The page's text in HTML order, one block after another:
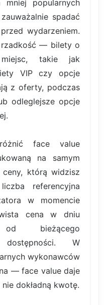
popularnych
spadać
wydarzeniem.
rzadkość — bilety o
takie jak
VIP czy opcje
z oferty, podczas
odleglejsze opcje
face value
na samym
którą widzisz
referencyjna
w momencie
cena w dniu
bieżącego
W
wykonawców
— face value daje
dokładną kwotę.